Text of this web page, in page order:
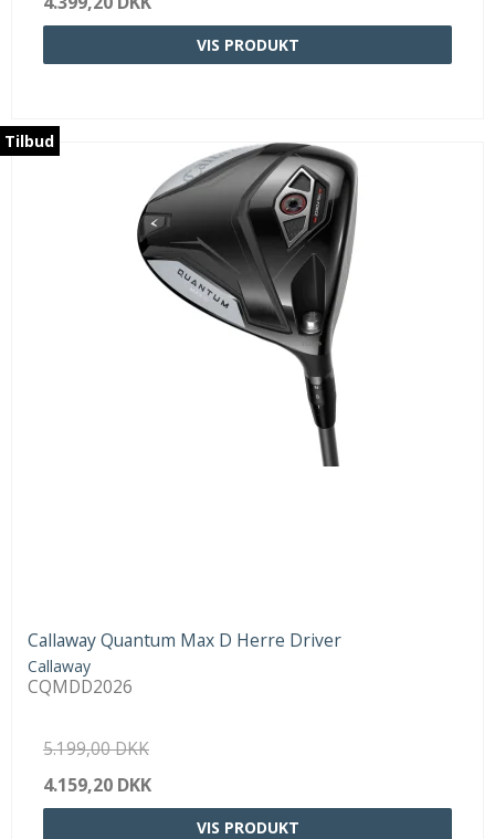
VIS PRODUKT
Tilbud
Callaway Quantum Max D Herre Driver
Callaway
CQMDD2026
5.199,00 DKK
4.159,20 DKK
VIS PRODUKT